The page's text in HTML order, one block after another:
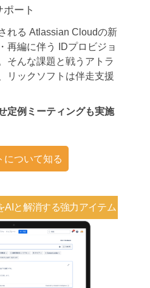
ポート
れる Atlassian Cloudの新
再編に伴う IDプロビジョ
そんな課題と戦うアトラ
リックソフトは伴走支援
定例ミーティングも実施
について知る
AIと解消する強力アイテム